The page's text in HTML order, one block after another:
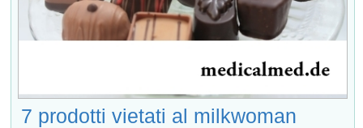
7 prodotti vietati al milkwoman